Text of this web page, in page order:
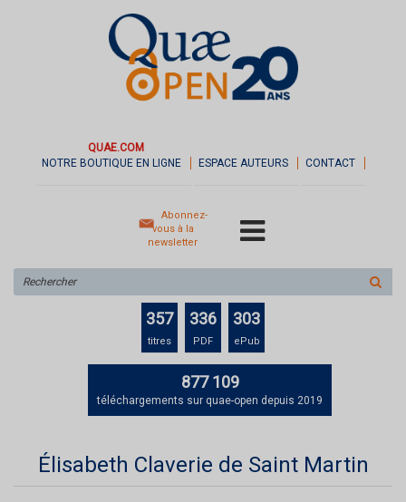
QUAE.COM
NOTRE BOUTIQUE EN LIGNE
ESPACE AUTEURS CONTACT
Abonnez-
vous à la
newsletter
sur
le
357
titres
336
PDF
303
ePub
877 109
téléchargements sur quae-open depuis 2019
Élisabeth Claverie de Saint Martin